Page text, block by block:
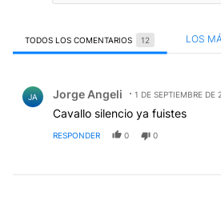
TODOS LOS COMENTARIOS 12 LOS
JA Jorge Angeli 1 DE SEPTIEMBRE DE
Cavallo silencio ya fuistes
RESPONDER 0 0